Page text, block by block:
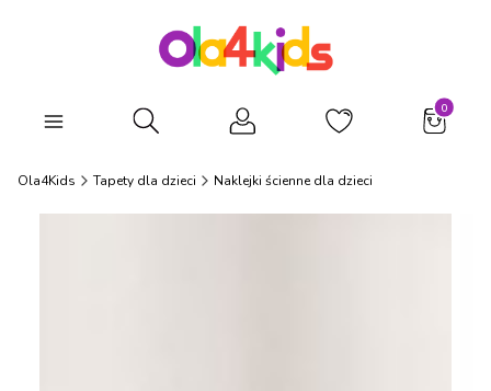
Otwórz wyszukiwarkę
Ola4Kids Tapety dla dzieci Naklejki ścienne dla dzieci